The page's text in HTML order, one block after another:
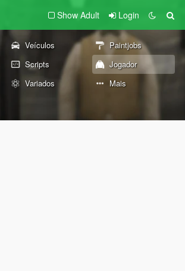
Show Adult Login
Veículos
Paintjobs
Scripts
Jogador
Variados Mais